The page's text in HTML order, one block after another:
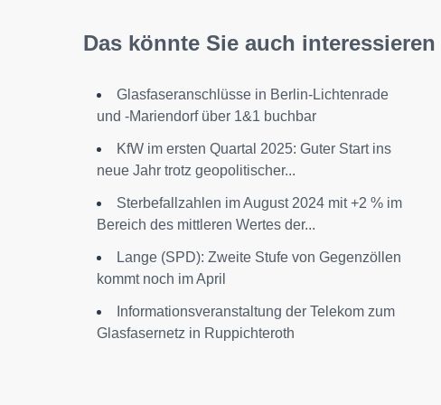
Das könnte Sie auch interessieren
Glasfaseranschlüsse in Berlin-Lichtenrade
und -Mariendorf über 1&1 buchbar
KfW im ersten Quartal 2025: Guter Start ins
neue Jahr trotz geopolitischer...
Sterbefallzahlen im August 2024 mit +2 % im
Bereich des mittleren Wertes der...
Lange (SPD): Zweite Stufe von Gegenzöllen
kommt noch im April
Informationsveranstaltung der Telekom zum
Glasfasernetz in Ruppichteroth